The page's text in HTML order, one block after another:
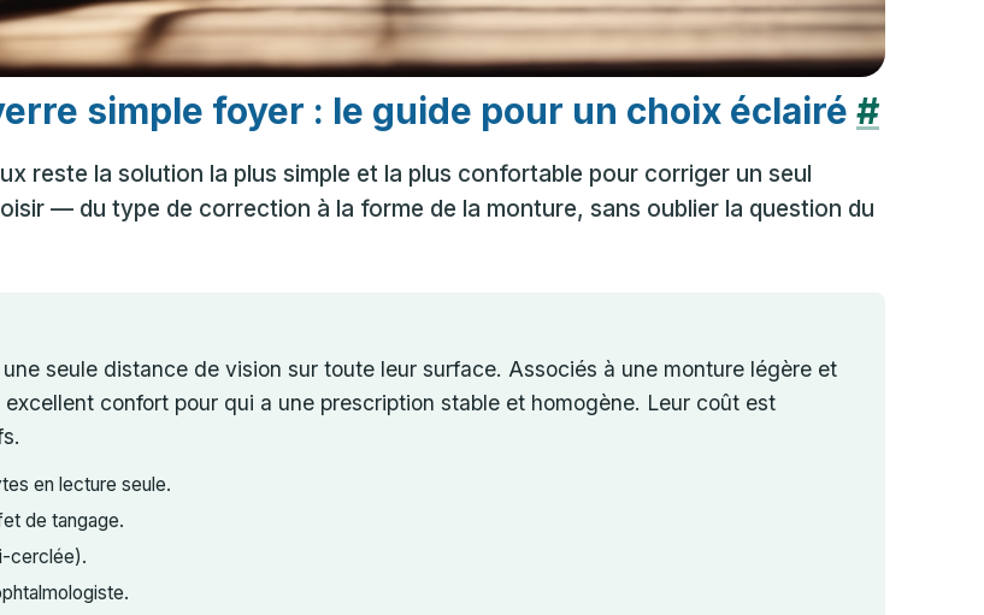
simple foyer : le guide pour un choix éclairé #
reste la solution la plus simple et la plus confortable pour corriger un seul
— du type de correction à la forme de la monture, sans oublier la question du
seule distance de vision sur toute leur surface. Associés à une monture légère et
confort pour qui a une prescription stable et homogène. Leur coût est
en lecture seule.
de tangage.
cerclée).